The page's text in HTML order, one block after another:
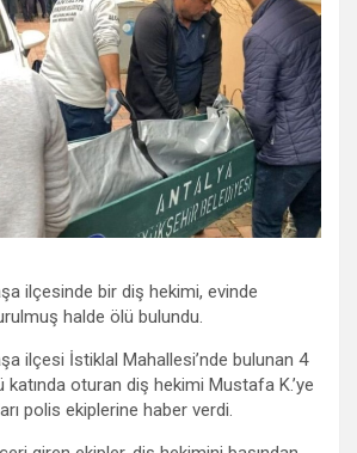
ilçesinde bir diş hekimi, evinde
halde ölü bulundu.
ilçesi İstiklal Mahallesi’nde bulunan 4
katında oturan diş hekimi Mustafa K.’ye
polis ekiplerine haber verdi.